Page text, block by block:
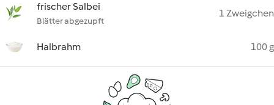
frischer Salbei
Blätter abgezupft
1 Zweigchen
Halbrahm 100 g